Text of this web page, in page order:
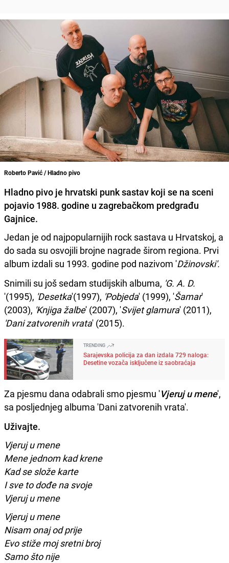
Roberto Pavić / Hladno pivo
Hladno pivo je hrvatski punk sastav koji se na sceni
pojavio 1988. godine u zagrebačkom predgrađu
Gajnice.
Jedan je od najpopularnijih rock sastava u Hrvatskoj, a
do sada su osvojili brojne nagrade širom regiona. Prvi
album izdali su 1993. godine pod nazivom 'Džinovski'.
Snimili su još sedam studijskih albuma, 'G. A. D.
'(1995), 'Desetka'(1997), 'Pobjeda' (1999), 'Šamar'
(2003), 'Knjiga žalbe' (2007), 'Svijet glamura' (2011),
'Dani zatvorenih vrata' (2015).
TRENDING
Sarajevska policija za dan izdala 729 naloga:
Desetine vozača isključene iz saobraćaja
Za pjesmu dana odabrali smo pjesmu 'Vjeruj u mene',
sa posljednjeg albuma 'Dani zatvorenih vrata'.
Uživajte.
Vjeruj u mene
Mene jednom kad krene
Kad se slože karte
I sve to dođe na svoje
Vjeruj u mene
Vjeruj u mene
Nisam onaj od prije
Evo stiže moj sretni broj
Samo što nije